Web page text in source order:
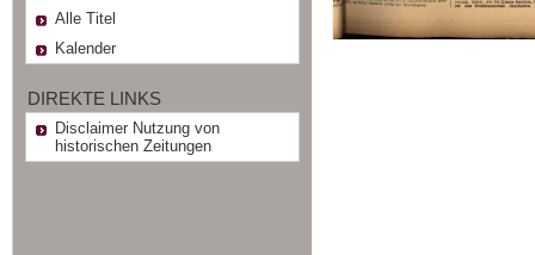
Alle Titel
Kalender
DIREKTE LINKS
Disclaimer Nutzung von
historischen Zeitungen